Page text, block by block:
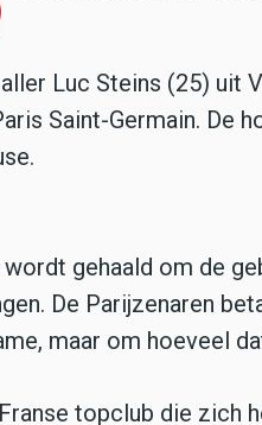
Luc Steins (25) uit
Saint-Germain. De
wordt gehaald om de
De Parijzenaren
maar om hoeveel
topclub die zich